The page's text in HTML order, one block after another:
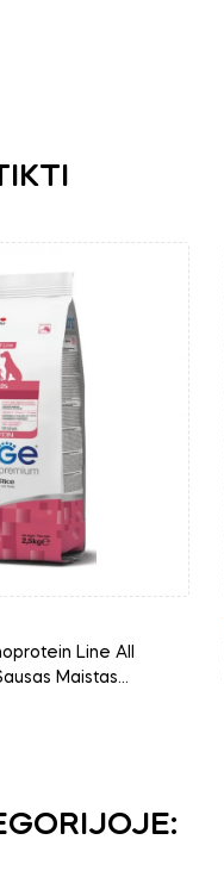
Line All
Maistas...